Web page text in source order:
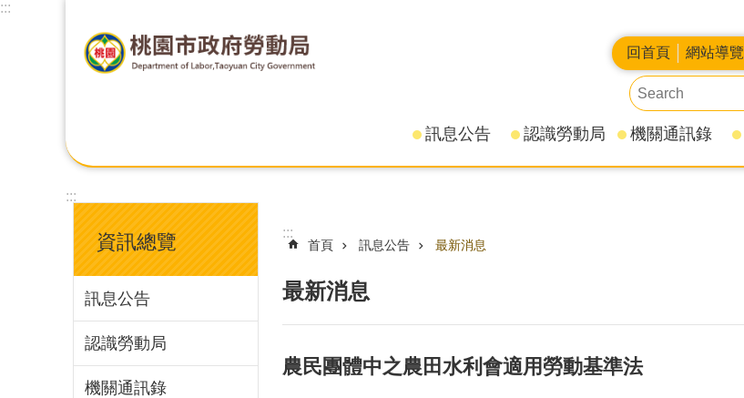
:::
回首頁 網站導覽
訊息公告 認識勞動局 機關通訊錄
:::
資訊總覽
訊息公告
認識勞動局
機關通訊錄
:::
首頁 訊息公告 最新消息
最新消息
農民團體中之農田水利會適用勞動基準法